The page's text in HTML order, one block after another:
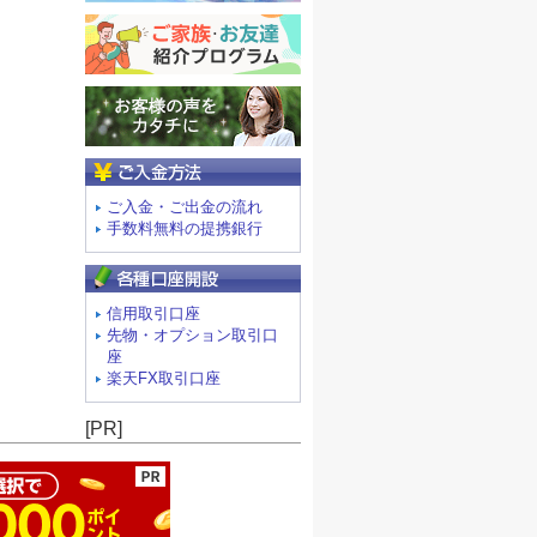
ご入金・ご出金の流れ
手数料無料の提携銀行
信用取引口座
先物・オプション取引口
座
楽天FX取引口座
[PR]